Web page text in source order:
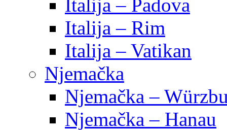
Italija – Padova
Italija – Rim
Italija – Vatikan
Njemačka
Njemačka –
Njemačka – Hanau